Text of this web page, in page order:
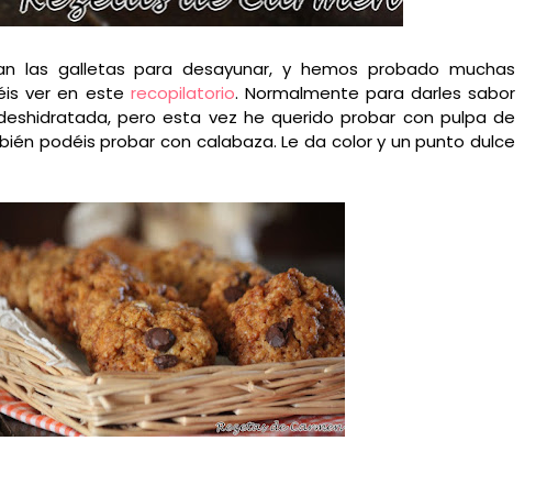
las galletas para desayunar, y hemos probado muchas
ver en este recopilatorio. Normalmente para darles sabor
pero esta vez he querido probar con pulpa de
podéis probar con calabaza. Le da color y un punto dulce